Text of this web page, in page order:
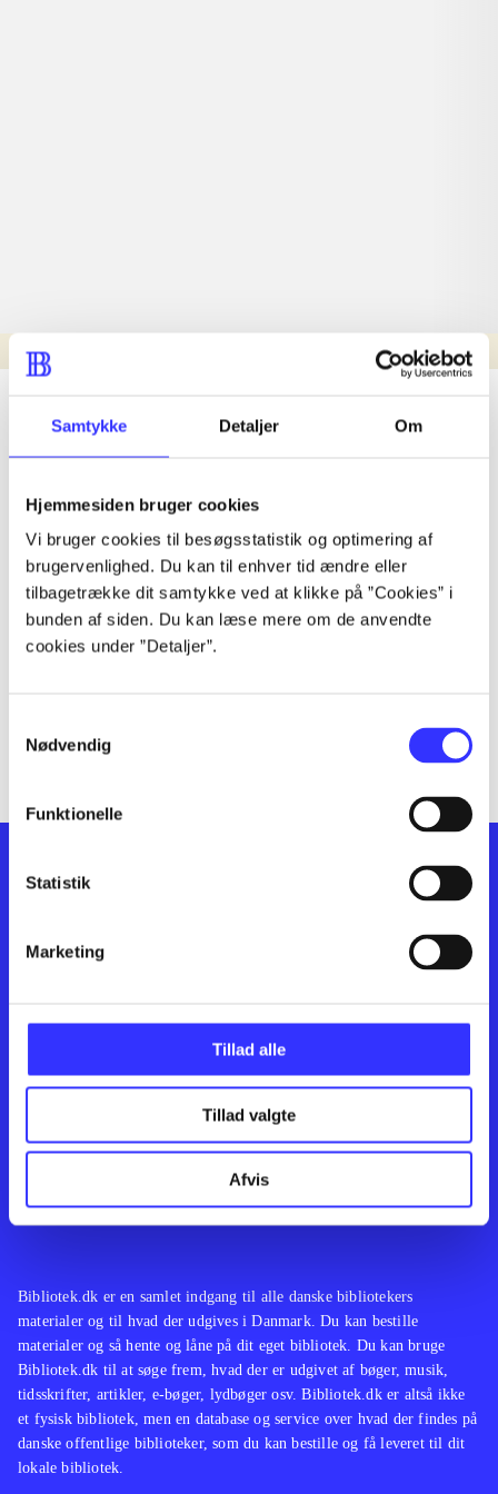
Samtykke Detaljer Om
Hjemmesiden bruger cookies
Vi bruger cookies til besøgsstatistik og optimering af
brugervenlighed. Du kan til enhver tid ændre eller
tilbagetrække dit samtykke ved at klikke på ”Cookies” i
bunden af siden. Du kan læse mere om de anvendte
cookies under ”Detaljer”.
Nødvendig
Funktionelle
Statistik
Marketing
Tillad alle
Tillad valgte
Afvis
Nyhed
lorem ipsum dolor sit amet ...
lorem ipsum dolor sit amet ...
lorem ipsum dolor sit amet ...
lorem ipsum dolor sit amet ...
lorem ipsum dolor sit amet ...
lorem ipsum dolor sit amet ...
lorem ipsum dolor sit amet ...
Feedback
Bibliotek.dk er en samlet indgang til alle danske bibliotekers
materialer og til hvad der udgives i Danmark. Du kan bestille
materialer og så hente og låne på dit eget bibliotek. Du kan bruge
Bibliotek.dk til at søge frem, hvad der er udgivet af bøger, musik,
tidsskrifter, artikler, e-bøger, lydbøger osv. Bibliotek.dk er altså ikke
et fysisk bibliotek, men en database og service over hvad der findes på
danske offentlige biblioteker, som du kan bestille og få leveret til dit
lokale bibliotek.
Kontakt os
English
Artikler
Film
Musik
Noder